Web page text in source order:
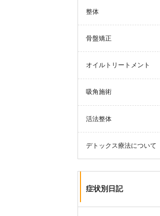
整体
骨盤矯正
オイルトリートメント
吸角施術
活法整体
デトックス療法について
症状別日記